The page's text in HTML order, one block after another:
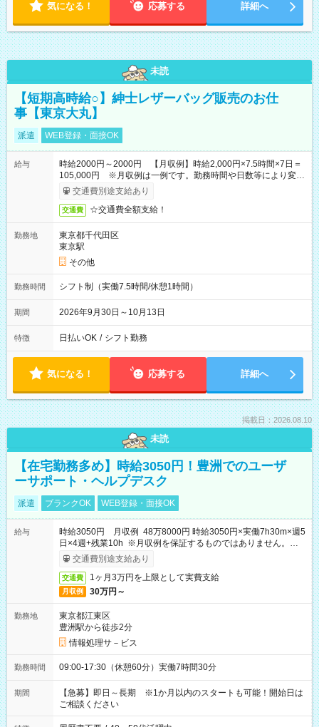
気になる！ 応募する 詳細へ
未読
【短期高時給○】紳士レザーバッグ販売のお仕
事【東京大丸】
派遣 WEB登録・面接OK
給与
時給2000円～2000円 【月収例】時給2,000円×7.5時間×7日＝
105,000円 ※月収例は一例です。勤務時間や日数等により変動
いたします。
交通費別途支給あり
交通費 ☆交通費全額支給！
勤務地
東京都千代田区
東京駅
その他
勤務時間 シフト制（実働7.5時間/休憩1時間）
期間 2026年9月30日～10月13日
特徴 日払いOK / シフト勤務
気になる！ 応募する 詳細へ
掲載日：2026.08.10
未読
【在宅勤務多め】時給3050円！豊洲でのユーザ
ーサポート・ヘルプデスク
派遣 ブランクOK WEB登録・面接OK
給与
時給3050円 月収例 48万8000円 時給3050円×実働7h30m×週5
日×4週+残業10h ※月収例を保証するものではありません。※給
与即受取りサービス利用可（利用条件有）
交通費別途支給あり
交通費 1ヶ月3万円を上限として実費支給
月収例 30万円～
勤務地
東京都江東区
豊洲駅から徒歩2分
情報処理サ－ビス
勤務時間 09:00-17:30（休憩60分）実働7時間30分
期間
【急募】即日～長期 ※1か月以内のスタートも可能！開始日は
ご相談ください